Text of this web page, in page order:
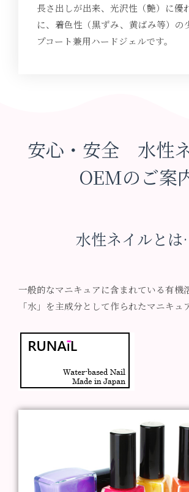
長さ出しが出来、光沢性（艶）に優
に、着色性（黒ずみ、黄ばみ等）の
プコート兼用ハードジェルです。
安心・安全 水性
OEMのご案
水性ネイルと
一般的なマニキュアに含まれている有機
「水」を主成分として作られたマニキュ